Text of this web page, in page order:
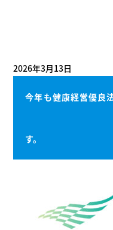
2026年3月13日
今年も健康経営優良
す。